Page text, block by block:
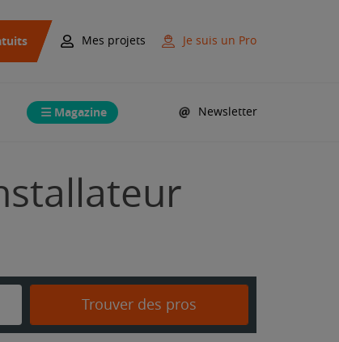
Mes projets Je suis un Pro
Magazine Newsletter
Trouver des pros